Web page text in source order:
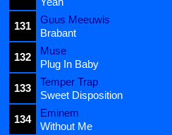
131
Guus Meeuwis
Brabant
132
Muse
Plug In Baby
133
Temper Trap
Sweet Disposition
134
Eminem
Without Me